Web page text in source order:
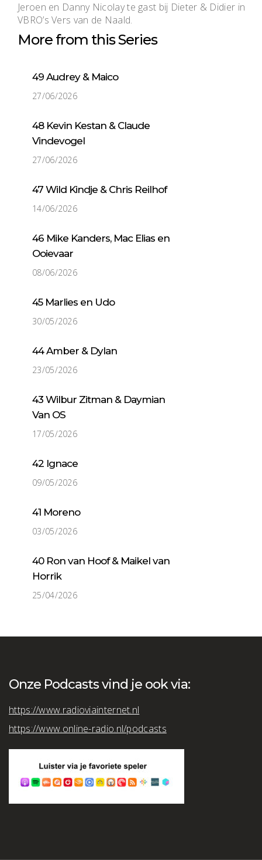
Jeroen en Danny Nicolay te gast bij Dieter & Didier in
VBRO’s Vers van de Naald.
More from this Series
49 Audrey & Maico
27/06/2026
48 Kevin Kestan & Claude
Vindevogel
27/06/2026
47 Wild Kindje & Chris Reilhof
14/06/2026
46 Mike Kanders, Mac Elias en
Ooievaar
08/06/2026
45 Marlies en Udo
30/05/2026
44 Amber & Dylan
23/05/2026
43 Wilbur Zitman & Daymian
Van OS
17/05/2026
42 Ignace
09/05/2026
41 Moreno
03/05/2026
40 Ron van Hoof & Maikel van
Horrik
25/04/2026
Onze Podcasts vind je ook via:
https://www.radioviainternet.nl
https://www.online-radio.nl/podcasts